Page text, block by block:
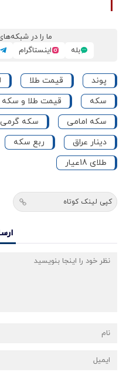
ما را در
بله
اینستاگرام
پوند قیمت طلا
سکه
قیمت طلا و سکه
سکه امامی
سکه گرمی
دینار عراق
ربع سکه
طلای 18عیار
کپی لینک کوتاه